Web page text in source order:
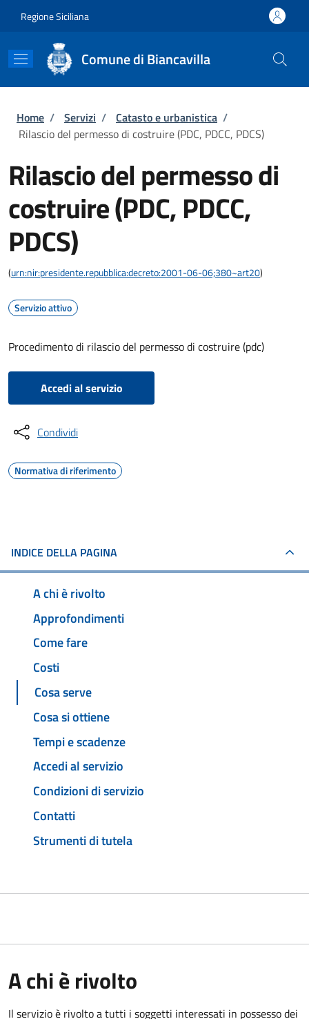
Regione Siciliana
Comune di Biancavilla
Briciole di pane
Home / Servizi / Catasto e urbanistica /
Rilascio del permesso di costruire (PDC, PDCC, PDCS)
Rilascio del permesso di
costruire (PDC, PDCC,
PDCS)
(urn:nir:presidente.repubblica:decreto:2001-06-06;380~art20)
Servizio attivo
Procedimento di rilascio del permesso di costruire (pdc)
Accedi al servizio
Condividi
Normativa di riferimento
INDICE DELLA PAGINA
A chi è rivolto
Approfondimenti
Come fare
Costi
Cosa serve
Cosa si ottiene
Tempi e scadenze
Accedi al servizio
Condizioni di servizio
Contatti
Strumenti di tutela
A chi è rivolto
Il servizio è rivolto a tutti i soggetti interessati in possesso dei